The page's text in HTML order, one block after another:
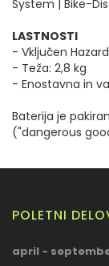
LASTNOSTI
- Vključen
- Teža: 2,8 kg
- Enostavna in
Baterija je
("dangerous
POLETNI
april -